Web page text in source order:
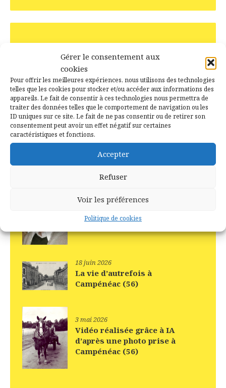
Gérer le consentement aux
cookies
Pour offrir les meilleures expériences, nous utilisons des technologies
telles que les cookies pour stocker et/ou accéder aux informations des
appareils. Le fait de consentir à ces technologies nous permettra de
traiter des données telles que le comportement de navigation ou les
ID uniques sur ce site. Le fait de ne pas consentir ou de retirer son
consentement peut avoir un effet négatif sur certaines
caractéristiques et fonctions.
Accepter
Refuser
Voir les préférences
Politique de cookies
15 juillet 2026
Il y a 10 ans jour pour jour –
Campénéac le 15 juillet 2016
2 juillet 2026
La Boulangerie à Campénéac
18 juin 2026
Les ancêtres de Daniel Rialet
sont d’Augan, Caro, Ruffiac
18 juin 2026
La vie d’autrefois à
Campénéac (56)
3 mai 2026
Vidéo réalisée grâce à IA
d’après une photo prise à
Campénéac (56)